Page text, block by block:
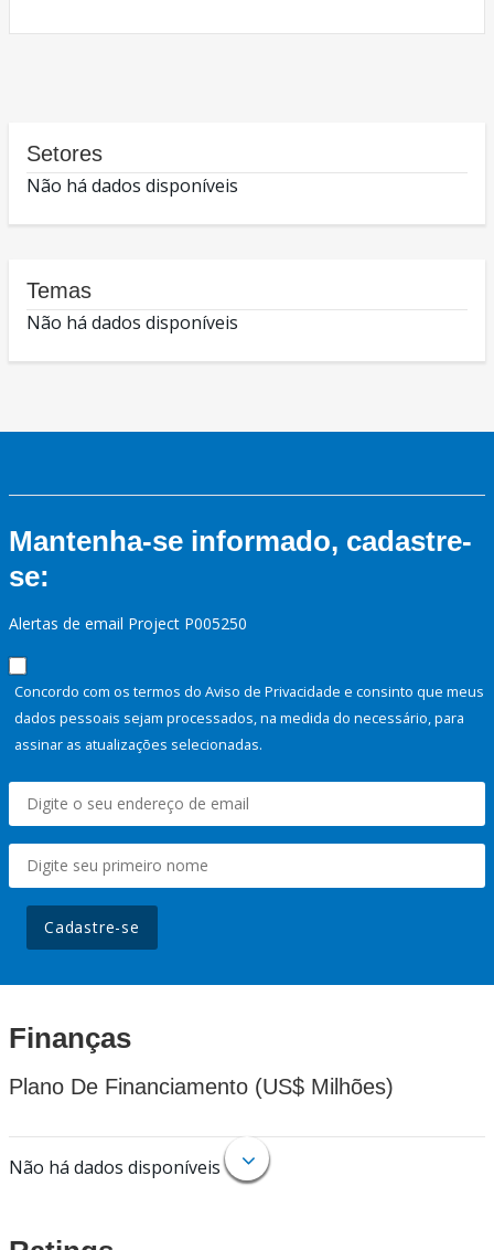
Setores
Não há dados disponíveis
Temas
Não há dados disponíveis
Mantenha-se informado, cadastre-
se:
Alertas de email Project P005250
Concordo com os termos do Aviso de Privacidade e consinto que meus
dados pessoais sejam processados, na medida do necessário, para
assinar as atualizações selecionadas.
Cadastre-se
Finanças
Plano De Financiamento (US$ Milhões)
Não há dados disponíveis